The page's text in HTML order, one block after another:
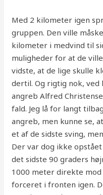
Med 2 kilometer igen
gruppen. Den ville
kilometer i medvind til
muligheder for at de
vidste, at de lige skulle
dertil. Og rigtig nok,
angreb Alfred
fald. Jeg lå for langt
angreb, men kunne se,
et af de sidste sving,
Der var dog ikke
det sidste 90 graders
1000 meter direkte
forceret i fronten igen.